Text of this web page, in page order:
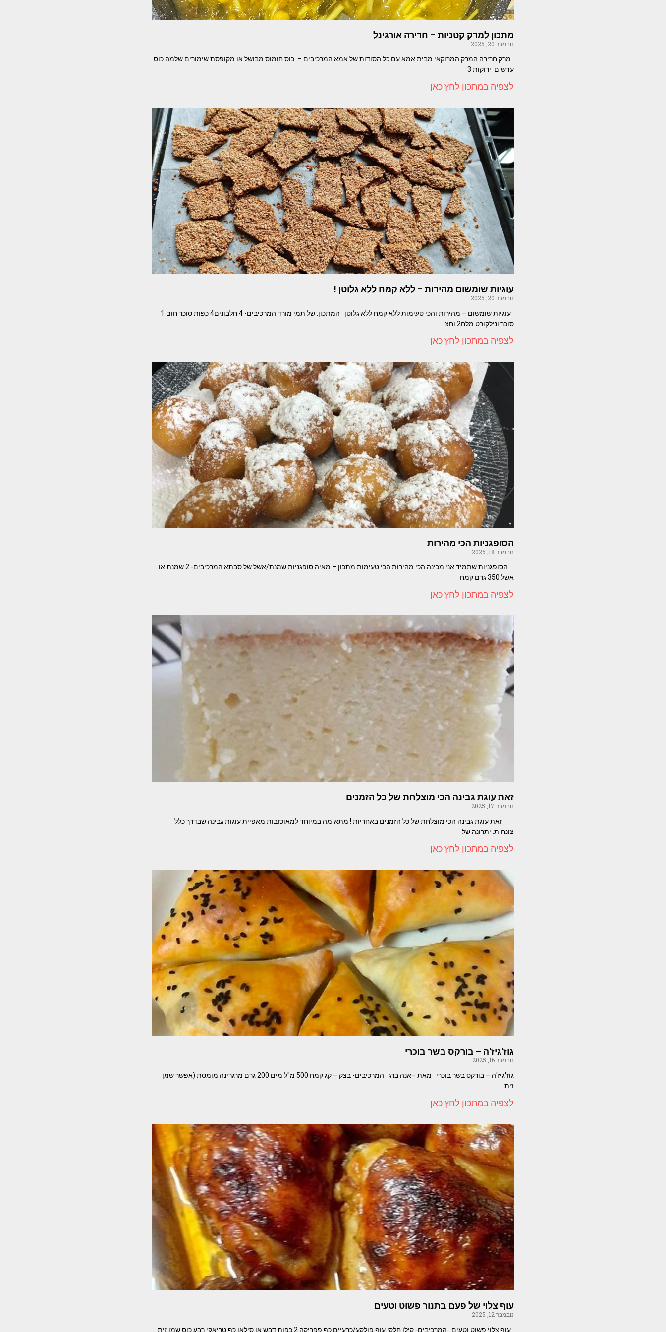
מתכון למרק קטניות – חרירה אורגינל
נובמבר 20, 2025
מרק חרירה המרק המרוקאי מבית אמא עם כל הסודות של אמא המרכיבים – כוס חומוס מבושל או מקופסת שימורים שלמה כוס
עדשים ירוקות 3
לצפיה במתכון לחץ כאן
עוגיות שומשום מהירות – ללא קמח ללא גלוטן !
נובמבר 20, 2025
עוגיות שומשום – מהירות והכי טעימות ללא קמח ללא גלוטן המתכון: של תמי מורד המרכיבים- 4 חלבונים4 כפות סוכר חום 1
סוכר ונילקורט מלח2 וחצי
לצפיה במתכון לחץ כאן
הסופגניות הכי מהירות
נובמבר 18, 2025
הסופגניות שתמיד אני מכינה הכי מהירות הכי טעימות מתכון – מאיה סופגניות שמנת/אשל של סבתא המרכיבים- 2 שמנת או
אשל 350 גרם קמח
לצפיה במתכון לחץ כאן
זאת עוגת גבינה הכי מוצלחת של כל הזמנים
נובמבר 17, 2025
זאת עוגת גבינה הכי מוצלחת של כל הזמנים באחריות ! מתאימה במיוחד למאוכזבות מאפיית עוגות גבינה שבדרך כלל
צונחות. יתרונה של
לצפיה במתכון לחץ כאן
גוז'גיז'ה – בורקס בשר בוכרי
נובמבר 16, 2025
גוז'גיז'ה – בורקס בשר בוכרי מאת –אנה ברג המרכיבים- בצק – קג קמח 500 מ"ל מים 200 גרם מרגרינה מומסת (אפשר שמן
זית
לצפיה במתכון לחץ כאן
עוף צלוי של פעם בתנור פשוט וטעים
נובמבר 12, 2025
עוף צלוי פשוט וטעים המרכיבים- קילו חלקי עוף פולקע/כרעיים כף פפריקה 2 כפות דבש או סילאן כף טריאקי רבע כוס שמן זית